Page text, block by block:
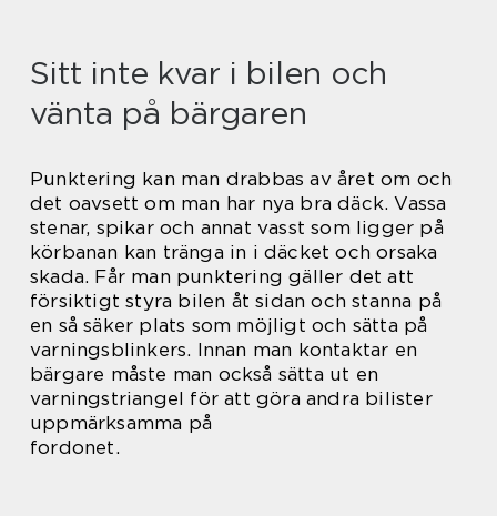
Sitt inte kvar i bilen och
vänta på bärgaren
Punktering kan man drabbas av året om och
det oavsett om man har nya bra däck. Vassa
stenar, spikar och annat vasst som ligger på
körbanan kan tränga in i däcket och orsaka
skada. Får man punktering gäller det att
försiktigt styra bilen åt sidan och stanna på
en så säker plats som möjligt och sätta på
varningsblinkers. Innan man kontaktar en
bärgare måste man också sätta ut en
varningstriangel för att göra andra bilister
uppmärksamma på
fordonet.